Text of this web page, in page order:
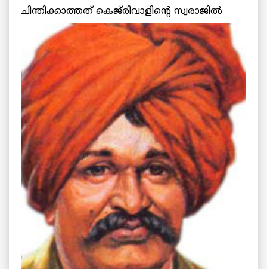
ചിന്തിക്കാത്തത് കെജ്‌രിവാളിന്റെ സ്വരാജില്‍